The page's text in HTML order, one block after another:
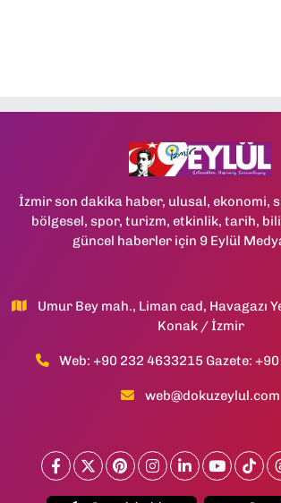
İzmir son dakika haber, ulusal, ekonomi,
bölgesel, spor, turizm, etkinlik, tarih,
güncel haberler için 9 Eylül
Umur Bey mah., Liman cad, Havagazı
Konak / İzmir
Web: +90 232 4633215 Gazete:
web@dokuzeylul.com